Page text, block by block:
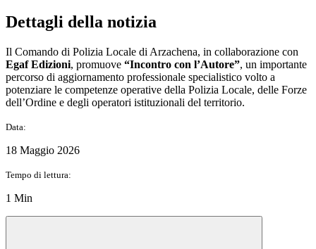
Dettagli della notizia
Il Comando di Polizia Locale di Arzachena, in collaborazione con
Egaf Edizioni, promuove “Incontro con l’Autore”, un importante
percorso di aggiornamento professionale specialistico volto a
potenziare le competenze operative della Polizia Locale, delle Forze
dell’Ordine e degli operatori istituzionali del territorio.
Data:
18 Maggio 2026
Tempo di lettura:
1 Min